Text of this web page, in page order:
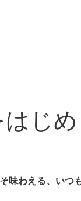
じ
味わえる、いつ